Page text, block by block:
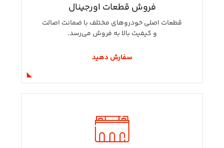
فروش قطعات اورجینال
قطعات اصلی خودروهای مختلف با ضمانت اصالت
و کیفیت بالا به فروش می‌رسد.
سفارش دهید